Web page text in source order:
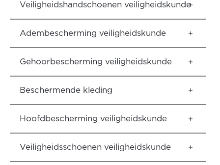
Veiligheidshandschoenen veiligheidskunde
Adembescherming veiligheidskunde
Gehoorbescherming veiligheidskunde
Beschermende kleding
Hoofdbescherming veiligheidskunde
Veiligheidsschoenen veiligheidskunde